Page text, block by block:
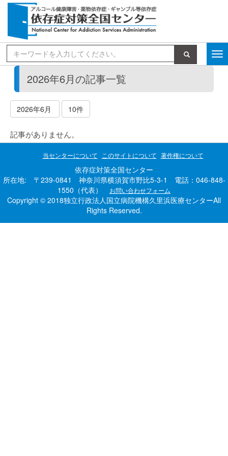
検索
2026年6月の記事一覧
2026年6月 10件
記事がありません。
当センターについて このサイトについて 著作権について
依存症対策全国センター
所在地: 〒239-0841 神奈川県横須賀市野比5-3-1 電話：046-848-
1550（代表）
お問い合わせフォーム
Copyright © 2018独立行政法人国立病院機構久里浜医療センターAll
Rights Reserved.